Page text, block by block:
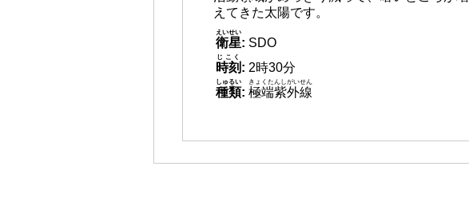
えてきた太陽です。
衛星
えいせい
: SDO
時刻
じこく
: 2時30分
種類
しゅるい
: 極端紫外線
きょくたんしがいせん